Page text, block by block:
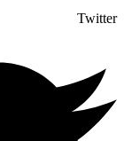
Twitter